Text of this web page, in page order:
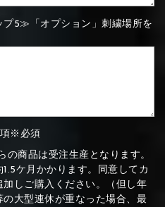
㉑Violet
㉑Violet
5≫「オプション」刺繍場所を
項※必須
の商品は受注生産となります。
1.5ケ月かかります。同意してカ
加しご購入ください。（但し年
の大型連休が重なった場合、最